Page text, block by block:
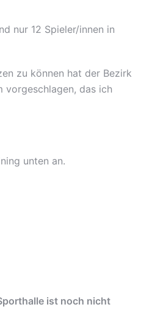
nur 12 Spieler/innen in
zu können hat der Bezirk
vorgeschlagen, das ich
unten an.
ist noch nicht